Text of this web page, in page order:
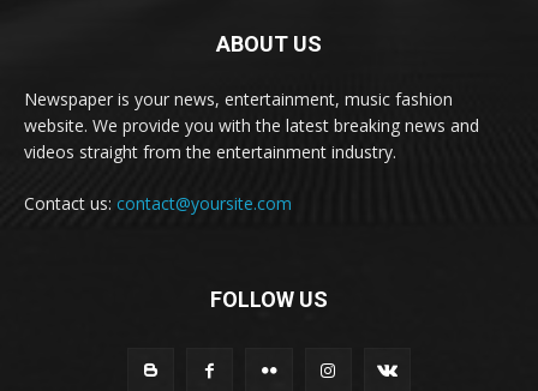
ABOUT US
Newspaper is your news, entertainment, music fashion
website. We provide you with the latest breaking news and
videos straight from the entertainment industry.
Contact us: contact@yoursite.com
FOLLOW US